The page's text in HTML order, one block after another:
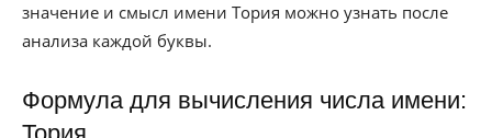
значение и смысл имени Тория можно узнать после
анализа каждой буквы.
Формула для вычисления числа имени: